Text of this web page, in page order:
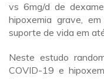
vs 6mg/d de
hipoxemia grave,
suporte de vida em
Neste estudo
COVID-19 e